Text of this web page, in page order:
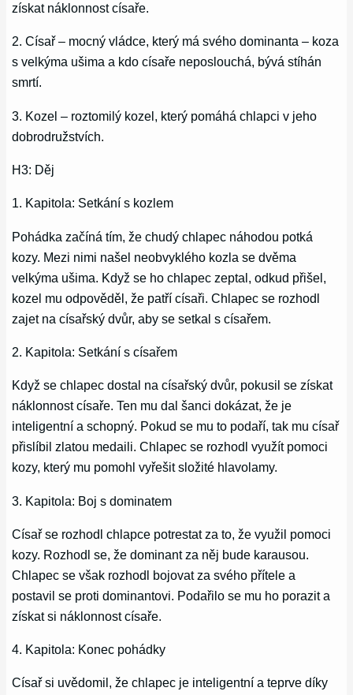
získat náklonnost císaře.
2. Císař – mocný vládce, který má svého dominanta – koza
s velkýma ušima a kdo císaře neposlouchá, bývá stíhán
smrtí.
3. Kozel – roztomilý kozel, který pomáhá chlapci v jeho
dobrodružstvích.
H3: Děj
1. Kapitola: Setkání s kozlem
Pohádka začíná tím, že chudý chlapec náhodou potká
kozy. Mezi nimi našel neobvyklého kozla se dvěma
velkýma ušima. Když se ho chlapec zeptal, odkud přišel,
kozel mu odpověděl, že patří císaři. Chlapec se rozhodl
zajet na císařský dvůr, aby se setkal s císařem.
2. Kapitola: Setkání s císařem
Když se chlapec dostal na císařský dvůr, pokusil se získat
náklonnost císaře. Ten mu dal šanci dokázat, že je
inteligentní a schopný. Pokud se mu to podaří, tak mu císař
přislíbil zlatou medaili. Chlapec se rozhodl využít pomoci
kozy, který mu pomohl vyřešit složité hlavolamy.
3. Kapitola: Boj s dominatem
Císař se rozhodl chlapce potrestat za to, že využil pomoci
kozy. Rozhodl se, že dominant za něj bude karausou.
Chlapec se však rozhodl bojovat za svého přítele a
postavil se proti dominantovi. Podařilo se mu ho porazit a
získat si náklonnost císaře.
4. Kapitola: Konec pohádky
Císař si uvědomil, že chlapec je inteligentní a teprve díky